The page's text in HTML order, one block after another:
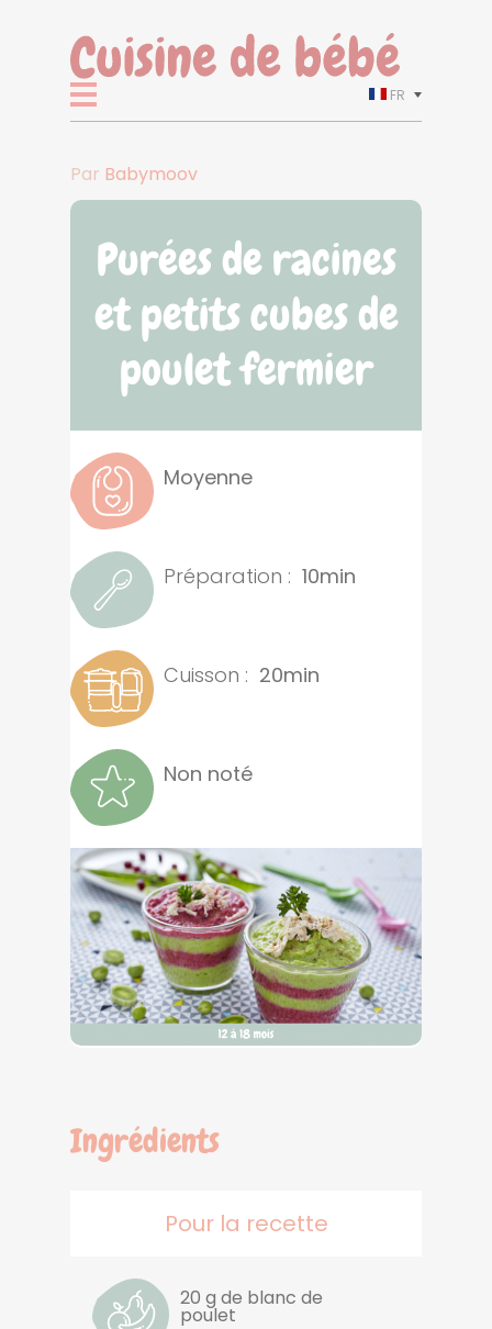
FR
Par Babymoov
Purées de racines
et petits cubes de
poulet fermier
Moyenne
Préparation : 10min
Cuisson : 20min
Non noté
Ingrédients
Pour la recette
20 g de blanc de
poulet